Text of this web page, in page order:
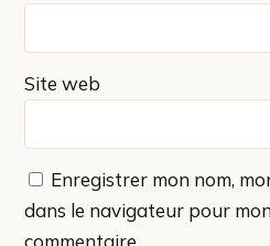
Site web
Enregistrer mon nom,
dans le navigateur pour
commentaire.